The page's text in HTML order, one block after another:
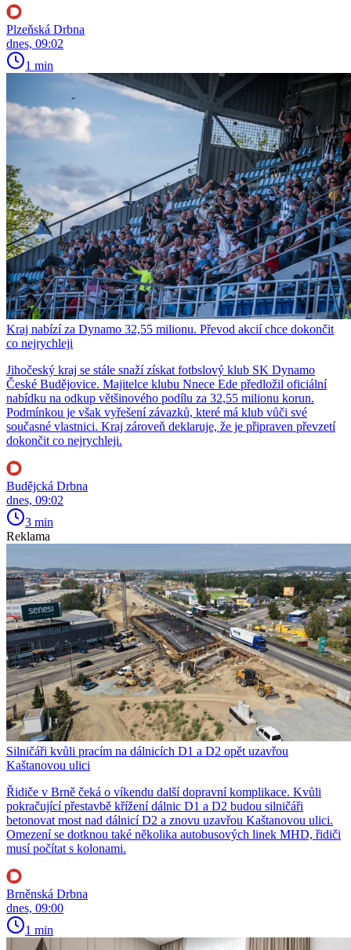
Plzeňská Drbna
dnes, 09:02
1 min
Kraj nabízí za Dynamo 32,55 milionu. Převod akcií chce dokončit
co nejrychleji
Jihočeský kraj se stále snaží získat fotbslový klub SK Dynamo
České Budějovice. Majitelce klubu Nnece Ede předložil oficiální
nabídku na odkup většinového podílu za 32,55 milionu korun.
Podmínkou je však vyřešení závazků, které má klub vůči své
současné vlastnici. Kraj zároveň deklaruje, že je připraven převzetí
dokončit co nejrychleji.
Budějcká Drbna
dnes, 09:02
3 min
Reklama
Silničáři kvůli pracím na dálnicích D1 a D2 opět uzavřou
Kaštanovou ulici
Řidiče v Brně čeká o víkendu další dopravní komplikace. Kvůli
pokračující přestavbě křížení dálnic D1 a D2 budou silničáři
betonovat most nad dálnicí D2 a znovu uzavřou Kaštanovou ulici.
Omezení se dotknou také několika autobusových linek MHD, řidiči
musí počítat s kolonami.
Brněnská Drbna
dnes, 09:00
1 min